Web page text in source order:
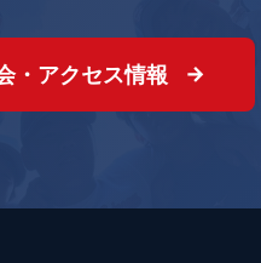
・アクセス情報